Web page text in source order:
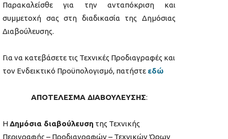
Παρακαλείσθε για την ανταπόκριση και
συμμετοχή σας στη διαδικασία της Δημόσιας
Διαβούλευσης.
Για να κατεβάσετε τις Τεχνικές Προδιαγραφές και
τον Ενδεικτικό Προϋπολογισμό, πατήστε εδώ
ΑΠΟΤΕΛΕΣΜΑ ΔΙΑΒΟΥΛΕΥΣΗΣ:
ΗΔημόσια διαβούλευση της Τεχνικής
Περιγραφής – Προδιαγραφών – Τεχνικών Όρων